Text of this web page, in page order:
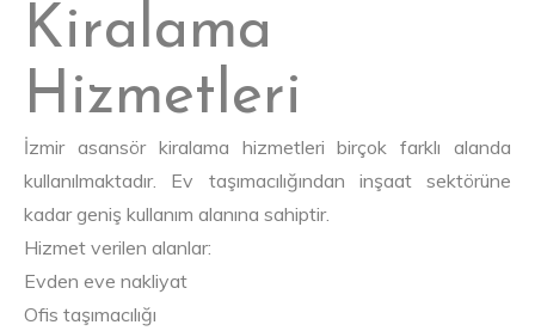
Kiralama
Hizmetleri
İzmir asansör kiralama hizmetleri birçok farklı alanda
kullanılmaktadır. Ev taşımacılığından inşaat sektörüne
kadar geniş kullanım alanına sahiptir.
Hizmet verilen alanlar:
Evden eve nakliyat
Ofis taşımacılığı